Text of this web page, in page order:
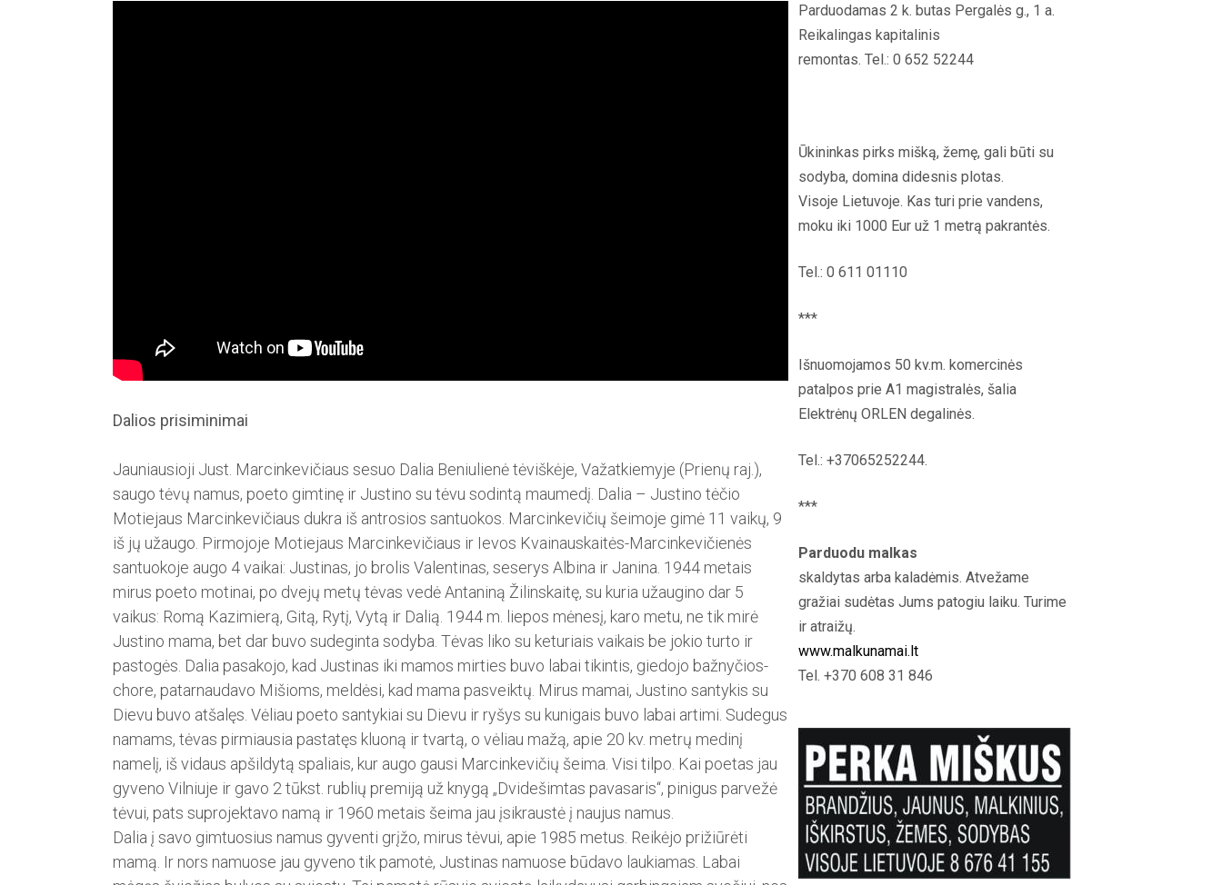
Dalios prisiminimai
Jauniausioji Just. Marcinkevičiaus sesuo Dalia Beniulienė tėviškėje, Važatkiemyje (Prienų raj.),
saugo tėvų namus, poe­to gimtinę ir Justino su tėvu sodintą maumedį. Dalia – Justino­ tėčio
Motiejaus Marcinkevičiaus­ dukra iš antrosios santuokos. Marcinkevičių šeimoje gimė 11 vaikų, 9
iš jų užaugo. Pirmojoje Motiejaus Marcinkevičiaus ir Ievos Kvainauskaitės-Marcinkevičienės
santuokoje augo 4 vaikai: Justinas, jo brolis Valentinas, seserys Albina ir Janina. 1944 metais
mirus poeto motinai, po dvejų metų tėvas ve­dė Antaniną Žilinskaitę, su kuria užaugino dar 5
vaikus: Romą Kazimierą, Gitą, Rytį, Vytą ir Dalią. 1944 m. liepos mėnesį, karo metu, ne tik mirė
Justino mama, bet dar buvo sudeginta sodyba. Tėvas liko su keturiais vaikais be jokio turto ir
pastogės. Dalia pasakojo, kad Justinas iki mamos mirties buvo labai tikintis, giedojo bažnyčios­
chore, patarnaudavo Mi­šioms, meldėsi, kad mama pasveiktų. Mirus mamai, Justino santykis su
Dievu buvo atšalęs. Vėliau poeto san­ty­kiai su Dievu ir ryšys su kunigais buvo labai artimi. Sudegus
namams, tėvas pirmiausia pastatęs­ kluoną ir tvartą, o vėliau mažą, apie 20 kv. metrų medinį
namelį, iš vidaus apšildytą spaliais, kur augo gausi Marcinkevičių šeima. Visi tilpo. Kai poetas jau
gyveno Vilniuje ir gavo 2 tūkst. rublių premiją už knygą „Dvidešimtas pavasaris“, pinigus parvežė
tėvui, pats suprojektavo namą ir 1960 metais šeima jau įsikraustė į naujus namus.
Dalia į savo gimtuosius namus gyventi grįžo, mirus tėvui, apie 1985 metus. Reikėjo prižiūrėti
mamą. Ir nors namuose jau gyveno tik pamotė, Justinas namuose būdavo laukiamas. Labai
Parduodamas 2 k. butas Pergalės g., 1 a.
Reikalingas kapitalinis
remontas. Tel.: 0 652 52244
Ūkininkas pirks mišką, žemę, gali būti su
sodyba, domina didesnis plotas.
Visoje Lietuvoje. Kas turi prie vandens,
moku iki 1000 Eur už 1 metrą pakrantės.
Tel.: 0 611 01110
***
Išnuomojamos 50 kv.m. komercinės
patalpos prie A1 magistralės, šalia
Elektrėnų ORLEN degalinės.
Tel.: +37065252244.
***
Parduodu malkas
skaldytas arba kaladėmis. Atvežame
gražiai sudėtas Jums patogiu laiku. Turime
ir atraižų.
www.malkunamai.lt
Tel. +370 608 31 846